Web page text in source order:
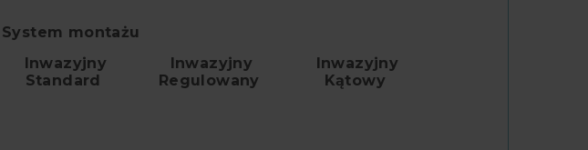
System montażu
Inwazyjny
Standard
Inwazyjny
Regulowany
Inwazyjny
Kątowy